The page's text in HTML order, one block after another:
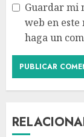
Guardar mi
web en
haga un